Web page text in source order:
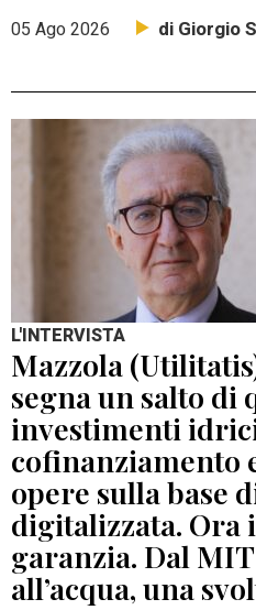
05 Ago 2026 di Giorgio
L'INTERVISTA
Mazzola
segna un salto di
investimenti
cofinanziamento
opere sulla base
digitalizzata. Ora
garanzia. Dal
all’acqua, una